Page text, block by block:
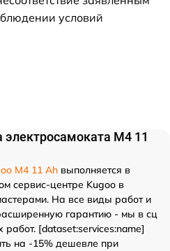
условий
M4 11
M4 11 Ah выполняется в
сервис-центре Kugoo в
На все виды работ и
гарантию - мы в сц
[dataset:services:name]
на -15% дешевле при